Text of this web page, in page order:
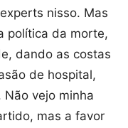
nisso. Mas
política da morte,
dando as costas
de hospital,
vejo minha
mas a favor